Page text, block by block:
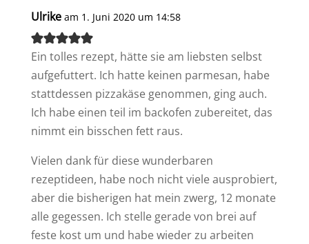
Ulrike am 1. Juni 2020 um 14:58
Ein tolles rezept, hätte sie am liebsten selbst
aufgefuttert. Ich hatte keinen parmesan, habe
stattdessen pizzakäse genommen, ging auch.
Ich habe einen teil im backofen zubereitet, das
nimmt ein bisschen fett raus.
Vielen dank für diese wunderbaren
rezeptideen, habe noch nicht viele ausprobiert,
aber die bisherigen hat mein zwerg, 12 monate
alle gegessen. Ich stelle gerade von brei auf
feste kost um und habe wieder zu arbeiten